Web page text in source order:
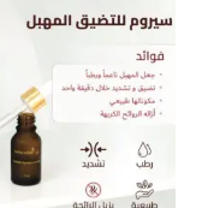
الأصلي
الحالي